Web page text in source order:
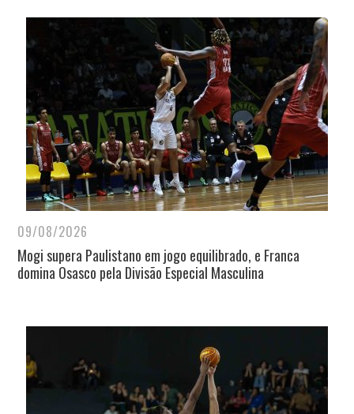
09/08/2026
Mogi supera Paulistano em jogo equilibrado, e Franca
domina Osasco pela Divisão Especial Masculina